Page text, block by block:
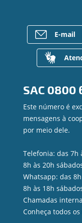
Mapa do site
Gerenciar Cookies
Previdência
Para empresas
Caixa Eletrônico
Regularização
Valores a Receber
Contato
Ouvidoria
E-mail
SAC 0800
Este número é
mensagens à
por meio dele.
Telefonia: das 7h
8h às 20h
Whatsapp: das
8h às 18h
Chamadas
Conheça todos os